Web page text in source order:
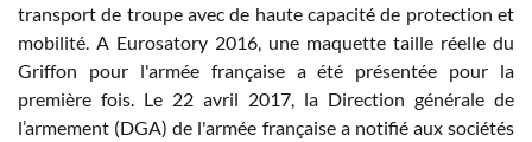
transport de troupe avec de haute capacité de protection et
mobilité. A Eurosatory 2016, une maquette taille réelle du
Griffon pour l'armée française a été présentée pour la
première fois. Le 22 avril 2017, la Direction générale de
l’armement (DGA) de l'armée française a notifié aux sociétés